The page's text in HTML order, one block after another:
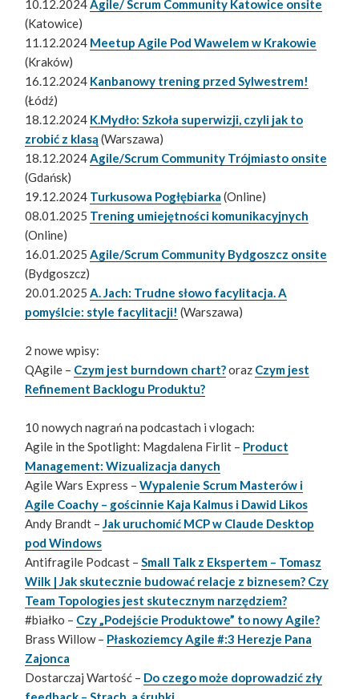
10.12.2024 Agile/ Scrum Community Katowice onsite
(Katowice)
11.12.2024 Meetup Agile Pod Wawelem w Krakowie
(Kraków)
16.12.2024 Kanbanowy trening przed Sylwestrem!
(Łódź)
18.12.2024 K.Mydło: Szkoła superwizji, czyli jak to
zrobić z klasą (Warszawa)
18.12.2024 Agile/Scrum Community Trójmiasto onsite
(Gdańsk)
19.12.2024 Turkusowa Pogłębiarka (Online)
08.01.2025 Trening umiejętności komunikacyjnych
(Online)
16.01.2025 Agile/Scrum Community Bydgoszcz onsite
(Bydgoszcz)
20.01.2025 A. Jach: Trudne słowo facylitacja. A
pomyślcie: style facylitacji! (Warszawa)
2 nowe wpisy:
QAgile – Czym jest burndown chart?oraz Czym jest
Refinement Backlogu Produktu?
10 nowych nagrań na podcastach i vlogach:
Agile in the Spotlight: Magdalena Firlit – Product
Management: Wizualizacja danych
Agile Wars Express –Wypalenie Scrum Masterów i
Agile Coachy – gościnnie Kaja Kalmus i Dawid Likos
Andy Brandt – Jak uruchomić MCP w Claude Desktop
pod Windows
Antifragile Podcast – Small Talk z Ekspertem – Tomasz
Wilk | Jak skutecznie budować relacje z biznesem? Czy
Team Topologies jest skutecznym narzędziem?
#białko – Czy „Podejście Produktowe” to nowy Agile?
Brass Willow – Płaskoziemcy Agile #:3 Herezje Pana
Zajonca
Dostarczaj Wartość – Do czego może doprowadzić zły